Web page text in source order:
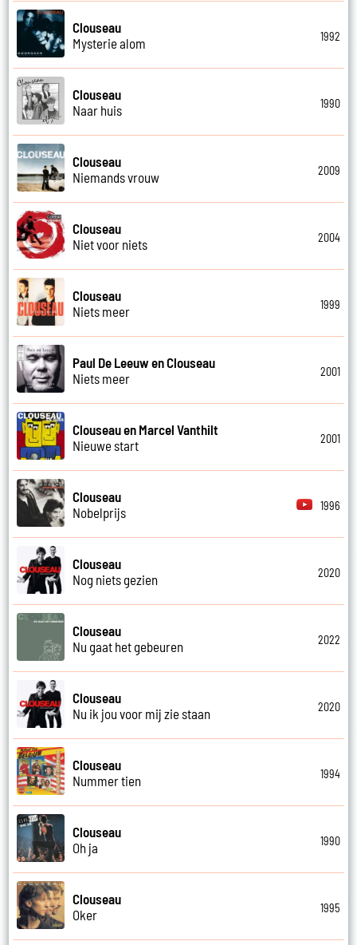
Clouseau
Mysterie alom
1992
Clouseau
Naar huis
1990
Clouseau
Niemands vrouw
2009
Clouseau
Niet voor niets
2004
Clouseau
Niets meer
1999
Paul De Leeuw en Clouseau
Niets meer
2001
Clouseau en Marcel Vanthilt
Nieuwe start
2001
Clouseau
Nobelprijs
1996
Clouseau
Nog niets gezien
2020
Clouseau
Nu gaat het gebeuren
2022
Clouseau
Nu ik jou voor mij zie staan
2020
Clouseau
Nummer tien
1994
Clouseau
Oh ja
1990
Clouseau
Oker
1995